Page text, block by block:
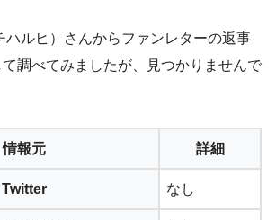
ハルヒ）さんからファンレターの返事
調べてみましたが、見つかりませんで
情報元 詳細
Twitter なし